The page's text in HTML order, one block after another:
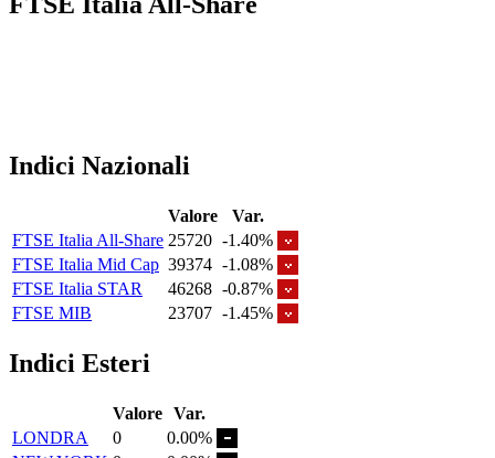
Indici Nazionali
Valore
Var.
FTSE Italia All-Share 25720 -1.40%
FTSE Italia Mid Cap 39374 -1.08%
FTSE Italia STAR
46268 -0.87%
FTSE MIB
23707 -1.45%
Indici Esteri
Valore Var.
LONDRA
0
0.00%